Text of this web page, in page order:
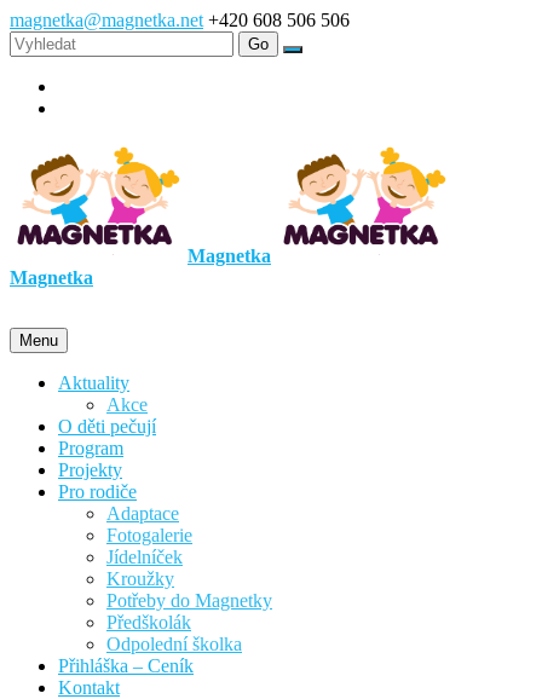
magnetka@magnetka.net +420 608 506 506
Magnetka
Magnetka
Menu
Aktuality
Akce
O děti pečují
Program
Projekty
Pro rodiče
Adaptace
Fotogalerie
Jídelníček
Kroužky
Potřeby do Magnetky
Předškolák
Odpolední školka
Přihláška – Ceník
Kontakt